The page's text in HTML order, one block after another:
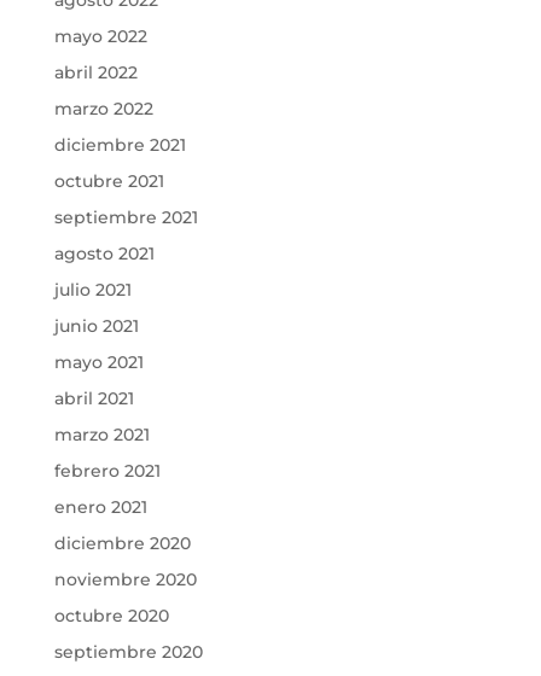
mayo 2022
abril 2022
marzo 2022
diciembre 2021
octubre 2021
septiembre 2021
agosto 2021
julio 2021
junio 2021
mayo 2021
abril 2021
marzo 2021
febrero 2021
enero 2021
diciembre 2020
noviembre 2020
octubre 2020
septiembre 2020